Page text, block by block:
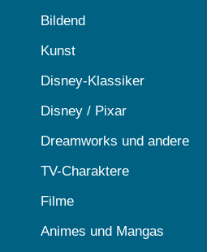
Bildend
Kunst
Disney-Klassiker
Disney / Pixar
Dreamworks und andere
TV-Charaktere
Filme
Animes und Mangas